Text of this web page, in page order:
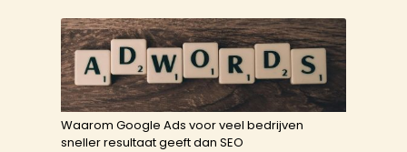
Waarom Google Ads voor veel bedrijven
sneller resultaat geeft dan SEO